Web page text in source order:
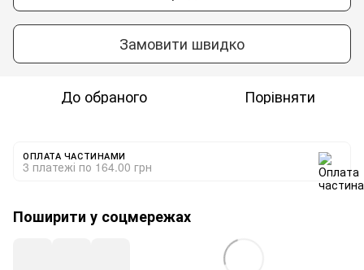
Замовити швидко
До обраного Порівняти
ОПЛАТА ЧАСТИНАМИ
3 платежі по 164.00 грн
Поширити у соцмережах